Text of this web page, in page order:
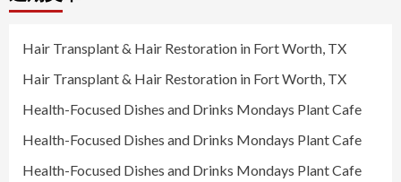
Hair Transplant & Hair Restoration in Fort Worth, TX
Hair Transplant & Hair Restoration in Fort Worth, TX
Health-Focused Dishes and Drinks Mondays Plant Cafe
Health-Focused Dishes and Drinks Mondays Plant Cafe
Health-Focused Dishes and Drinks Mondays Plant Cafe